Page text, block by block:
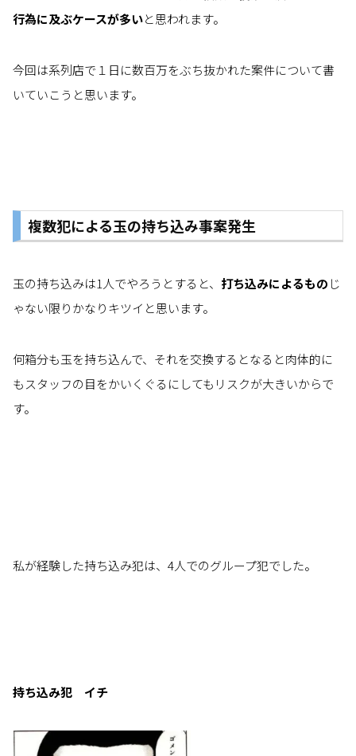
行為に及ぶケースが多いと思われます。
今回は系列店で１日に数百万をぶち抜かれた案件について書
いていこうと思います。
複数犯による玉の持ち込み事案発生
玉の持ち込みは1人でやろうとすると、 打ち込みによるもの じ
ゃない限りかなりキツイと思います。
何箱分も玉を持ち込んで、それを交換するとなると肉体的に
もスタッフの目をかいくぐるにしてもリスクが大きいからで
す。
私が経験した持ち込み犯は、4人でのグループ犯でした。
持ち込み犯 イチ